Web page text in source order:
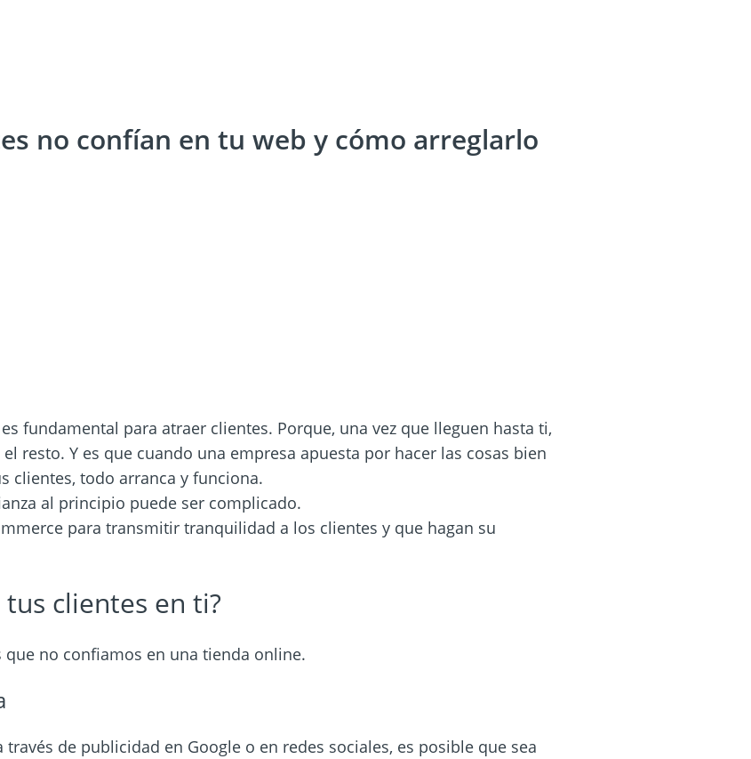
no confían en tu web y cómo arreglarlo
fundamental para atraer clientes. Porque, una vez que lleguen hasta ti,
resto. Y es que cuando una empresa apuesta por hacer las cosas bien
clientes, todo arranca y funciona.
al principio puede ser complicado.
para transmitir tranquilidad a los clientes y que hagan su
clientes en ti?
no confiamos en una tienda online.
de publicidad en Google o en redes sociales, es posible que sea